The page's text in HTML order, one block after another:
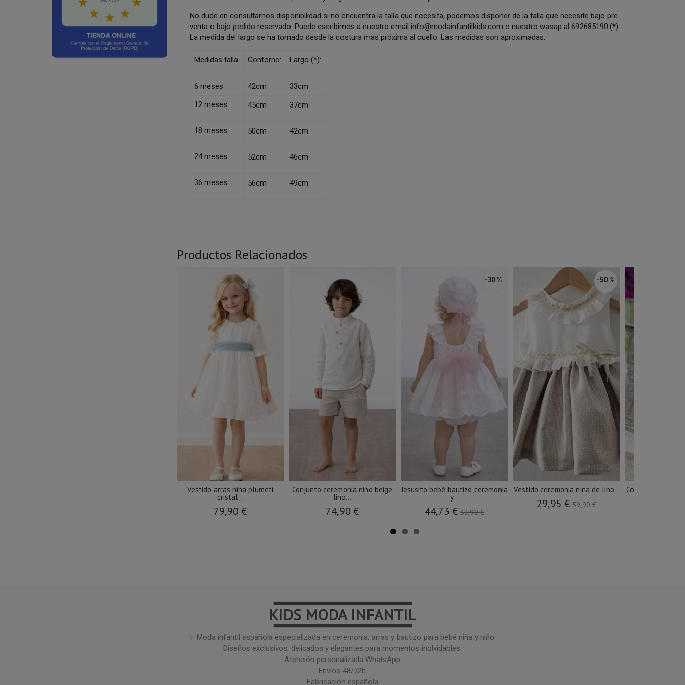
No dude en consultarnos disponibilidad si no encuentra la talla que necesita, podemos disponer de la talla que necesite bajo pre
venta o bajo pedido reservado. Puede escribirnos a nuestro emailinfo@modainfantilkids.com o nuestro wasap al 692685190.(*)
La medida del largo se ha tomado desde la costura mas próxima al cuello. Las medidas son aproximadas.
Medidas talla: Contorno: Largo (*):
6 meses 42cm
33cm
12 meses
45cm 37cm
18 meses 50cm 42cm
24 meses 52cm 46cm
36 meses 56cm 49cm
Productos Relacionados
Vestido arras niña plumeti
cristal...
79,90 €
Conjunto ceremonia niño beige
lino...
74,90 €
-30 %
Jesusito bebé bautizo ceremonia
y...
44,73 €63,90 €
-50 %
Vestido ceremonia niña de lino...
29,95 €59,90 €
Conjunto
━━━━━━━━━━━━━━━
KIDS MODA INFANTIL
━━━━━━━━━━━━━━━
✨ Moda infantil española especializada en ceremonia, arras y bautizo para bebé niña y niño.
Diseños exclusivos, delicados y elegantes para momentos inolvidables.
Atención personalizada WhatsApp
Envíos 48/72h
Fabricación española